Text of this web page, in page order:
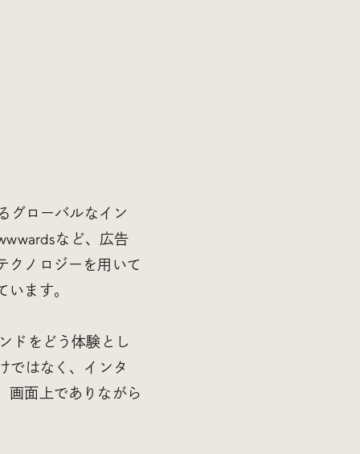
グローバルなイン
など、広告
クノロジーを用いて
ます。
ドをどう体験とし
ではなく、インタ
画面上でありながら